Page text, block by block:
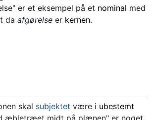
er et eksempel på et nominal med
da afgørelse er kernen.
skal subjektet være i ubestemt